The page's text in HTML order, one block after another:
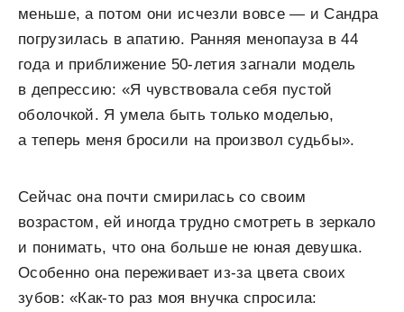
меньше, а потом они исчезли вовсе — и Сандра
погрузилась в апатию. Ранняя менопауза в 44
года и приближение 50-летия загнали модель
в депрессию: «Я чувствовала себя пустой
оболочкой. Я умела быть только моделью,
а теперь меня бросили на произвол судьбы».
Сейчас она почти смирилась со своим
возрастом, ей иногда трудно смотреть в зеркало
и понимать, что она больше не юная девушка.
Особенно она переживает из-за цвета своих
зубов: «Как-то раз моя внучка спросила: